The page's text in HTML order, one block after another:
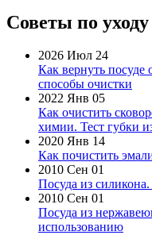
Советы по уходу
2026 Июл 24
Как вернуть
способы очистки
2022 Янв 05
Как очистить
химии. Тест губки
2020 Янв 14
Как почистить
2010 Сен 01
Посуда из
2010 Сен 01
Посуда из
использованию